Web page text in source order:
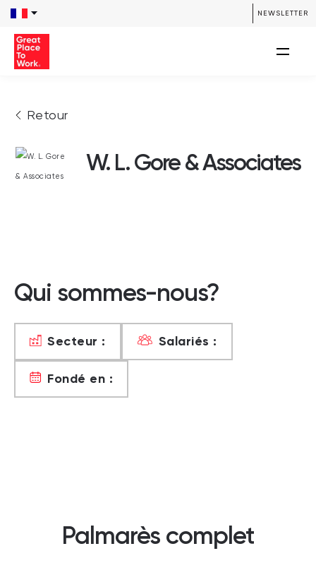
NEWSLETTER
Retour
W. L. Gore & Associates
Qui sommes-nous?
Secteur : Salariés :
Fondé en :
Palmarès complet